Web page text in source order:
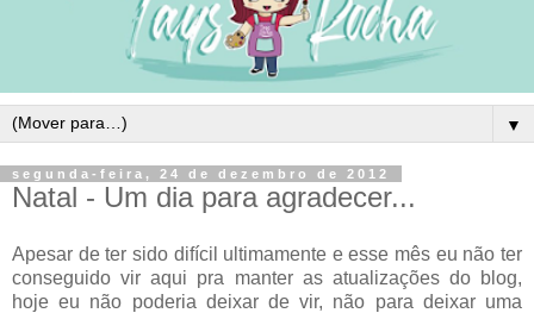
▼
segunda-feira, 24 de dezembro de 2012
Natal - Um dia para agradecer...
Apesar de ter sido difícil ultimamente e esse mês eu não ter
conseguido vir aqui pra manter as atualizações do blog,
hoje eu não poderia deixar de vir, não para deixar uma